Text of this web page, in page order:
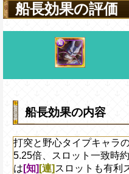
通常時
ロット(攻撃を2.5倍にするス
スロットを変換対象
間打突と自由タイプキャラ
軽減率が80%の場合は1.8倍
味がダメージ軽減状態の割
果がかかっている場合、1
ャラのスロットの影響を
ダメージを80%減らす
上限突破
全プレイヤーの一味の[お
全てのスロットを自属性
換し、一味の必殺ターン
利効果を1ターン延長する
テータスが+100される
イプならば、一味は
ト扱いになる
けた次のターン、自分の基
ト封じを10ターン回復する
の時、ルフィ、ゾロ
、チョッパー、ロビン、フ
ベエ、エース、モモの助か
キャラを除く)※ダブルキ
キャラの体力を1.3倍、攻撃
時約5.75倍にし、同タイプ
ロット扱い、一味は[連]ス
は船長効果無効状態を10タ
Lv上限突破
ダメージを60%減らし、一
ト扱いになり、[連]スロッ
有利時2.25倍、通常時1.0倍
利時倍率は2倍)
発動条件
[和][連]スロットを10個消費
自由タイプキャラの連携攻
状態異常無効の効果を無視
メージを1.3倍に上昇させる
発動条件
ルフィ、ゾロ、ナミ、ウ
ロビン、フランキー、ブル
ャラは1人とカウントする
船長効果の評価
船長効果の内容
打突と野心タイプキャラ
5.25倍、スロット一致時
は [知] [連] スロットも有利